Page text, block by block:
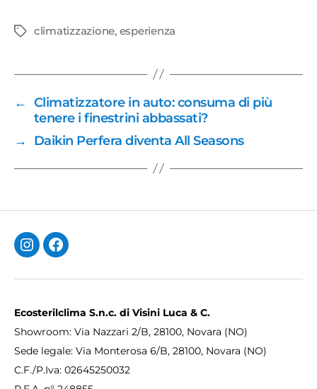
Tag climatizzazione, esperienza
← Climatizzatore in auto: consuma di più
tenere i finestrini abbassati?
→
Daikin Perfera diventa All Seasons
InstagramFacebook
Ecosterilclima S.n.c. di Visini Luca & C.
Showroom: Via Nazzari 2/B, 28100, Novara (NO)
Sede legale: Via Monterosa 6/B, 28100, Novara (NO)
C.F./P.Iva: 02645250032